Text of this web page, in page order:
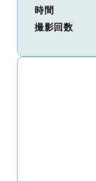
時間
撮影回数